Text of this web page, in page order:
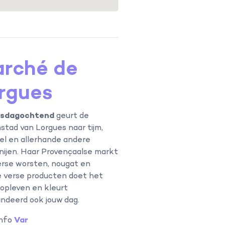
de
geurt de
van Lorgues naar tijm,
en allerhande andere
Haar Provençaalse markt
worsten, nougat en
verse producten doet het
en kleurt
ook jouw dag.
Var